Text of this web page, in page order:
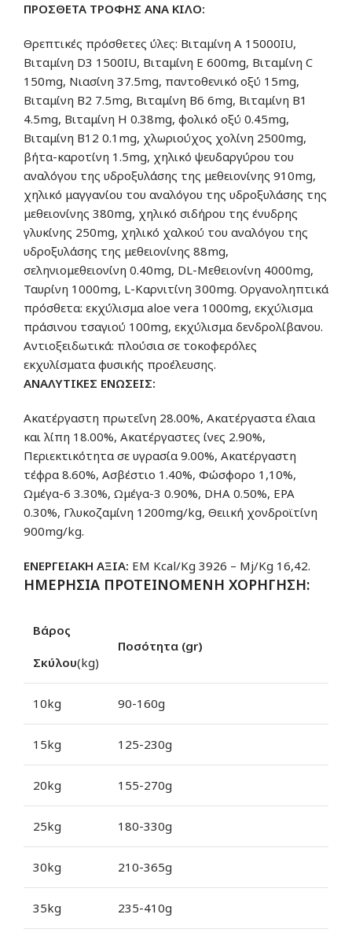
ΠΡΟΣΘΕΤΑ ΤΡΟΦΗΣ ΑΝΑ ΚΙΛΟ:
Θρεπτικές πρόσθετες ύλες: Βιταμίνη Α 15000IU,
Βιταμίνη D3 1500IU, Βιταμίνη Ε 600mg, Βιταμίνη C
150mg, Νιασίνη 37.5mg, παντοθενικό οξύ 15mg,
Βιταμίνη Β2 7.5mg, Βιταμίνη Β6 6mg, Βιταμίνη Β1
4.5mg, Βιταμίνη Η 0.38mg, φολικό οξύ 0.45mg,
Βιταμίνη Β12 0.1mg, χλωριούχος χολίνη 2500mg,
βήτα-καροτίνη 1.5mg, χηλικό ψευδαργύρου του
αναλόγου της υδροξυλάσης της μεθειονίνης 910mg,
χηλικό μαγγανίου του αναλόγου της υδροξυλάσης της
μεθειονίνης 380mg, χηλικό σιδήρου της ένυδρης
γλυκίνης 250mg, χηλικό χαλκού του αναλόγου της
υδροξυλάσης της μεθειονίνης 88mg,
σεληνιομεθειονίνη 0.40mg, DL-Μεθειονίνη 4000mg,
Ταυρίνη 1000mg, L-Καρνιτίνη 300mg. Οργανοληπτικά
πρόσθετα: εκχύλισμα aloe vera 1000mg, εκχύλισμα
πράσινου τσαγιού 100mg, εκχύλισμα δενδρολίβανου.
Αντιοξειδωτικά: πλούσια σε τοκοφερόλες
εκχυλίσματα φυσικής προέλευσης.
ΑΝΑΛΥΤΙΚΕΣ ΕΝΩΣΕΙΣ:
Ακατέργαστη πρωτεΐνη 28.00%, Ακατέργαστα έλαια
και λίπη 18.00%, Ακατέργαστες ίνες 2.90%,
Περιεκτικότητα σε υγρασία 9.00%, Ακατέργαστη
τέφρα 8.60%, Ασβέστιο 1.40%, Φώσφορο 1,10%,
Ωμέγα-6 3.30%, Ωμέγα-3 0.90%, DHA 0.50%, EPA
0.30%, Γλυκοζαμίνη 1200mg/kg, Θειική χονδροϊτίνη
900mg/kg.
ΕΝΕΡΓΕΙΑΚΗ ΑΞΙΑ: EM Kcal/Kg 3926 – Mj/Kg 16,42.
ΗΜΕΡΗΣΙΑ ΠΡΟΤΕΙΝΟΜΕΝΗ ΧΟΡΗΓΗΣΗ:
Βάρος
Σκύλου(kg)
Ποσότητα (gr)
10kg 90-160g
15kg 125-230g
20kg 155-270g
25kg 180-330g
30kg 210-365g
35kg 235-410g